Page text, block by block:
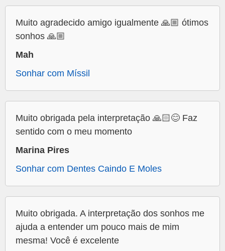
Muito agradecido amigo igualmente 🙏🏼 ótimos
sonhos 🙏🏼
Mah
Sonhar com Míssil
Muito obrigada pela interpretação 🙏🏻😊 Faz
sentido com o meu momento
Marina Pires
Sonhar com Dentes Caindo E Moles
Muito obrigada. A interpretação dos sonhos me
ajuda a entender um pouco mais de mim
mesma! Você é excelente